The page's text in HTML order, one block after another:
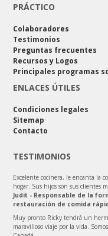
PRÁCTICO
Colaboradores
Testimonios
Preguntas frecuentes
Recursos y Logos
Principales programas
ENLACES ÚTILES
Condiciones legales
Sitemap
Contacto
TESTIMONIOS
Excelente cocinera, le encanta la
hogar. Sus hijos son sus clientes
Judit - Responsable de la
restauración de comida
Muy pronto Ricky tendrá un
maravilloso viaje por la vida.